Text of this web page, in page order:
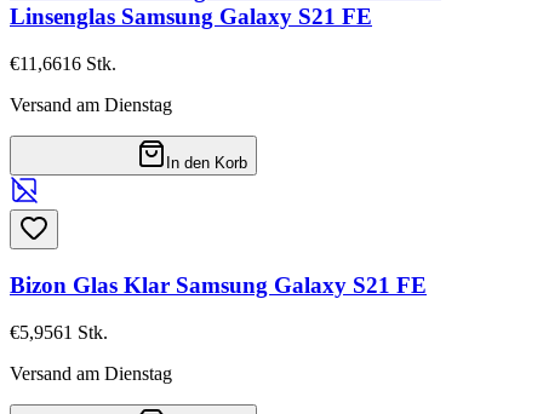
Linsenglas Samsung Galaxy S21 FE
€11,6616 Stk.
Versand am Dienstag
In den Korb
Bizon Glas Klar Samsung Galaxy S21 FE
€5,9561 Stk.
Versand am Dienstag